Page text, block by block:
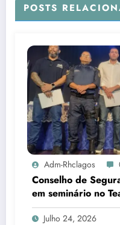
POSTS
Adm-Rhclagos
Conselho de
em seminário no
Julho 24, 2026